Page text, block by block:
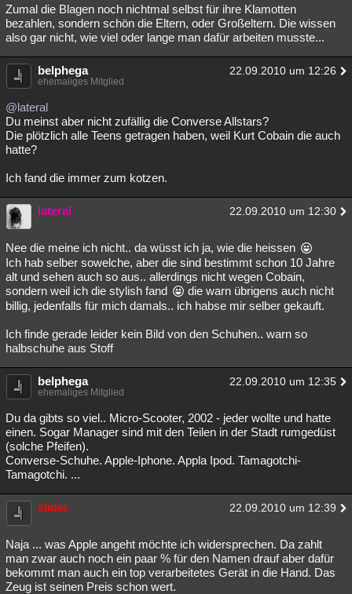
Zumal die Blagen noch nichtmal selbst für ihre Klamotten
bezahlen, sondern schön die Eltern, oder Großeltern. Die wissen
also gar nicht, wie viel oder lange man dafür arbeiten musste...
belphega 22.09.2010 um 12:26
ehemaliges Mitglied
@lateral
Du meinst aber nicht zufällig die Converse Allstars?
Die plötzlich alle Teens getragen haben, weil Kurt Cobain die auch
hatte?
Ich fand die immer zum kotzen.
lateral 22.09.2010 um 12:30
Nee die meine ich nicht.. da wüsst ich ja, wie die heissen
Ich hab selber sowelche, aber die sind bestimmt schon 10 Jahre
alt und sehen auch so aus.. allerdings nicht wegen Cobain,
sondern weil ich die stylish fand
die warn übrigens auch nicht
billig, jedenfalls für mich damals.. ich habse mir selber gekauft.
Ich finde gerade leider kein Bild von den Schuhen.. warn so
halbschuhe aus Stoff
belphega 22.09.2010 um 12:35
ehemaliges Mitglied
Du da gibts so viel.. Micro-Scooter, 2002 - jeder wollte und hatte
einen. Sogar Manager sind mit den Teilen in der Stadt rumgedüst
(solche Pfeifen).
Converse-Schuhe. Apple-Iphone. Appla Ipod. Tamagotchi-
Tamagotchi. ...
slider 22.09.2010 um 12:39
Naja ... was Apple angeht möchte ich widersprechen. Da zahlt
man zwar auch noch ein paar % für den Namen drauf aber dafür
bekommt man auch ein top verarbeitetes Gerät in die Hand. Das
Zeug ist seinen Preis schon wert.